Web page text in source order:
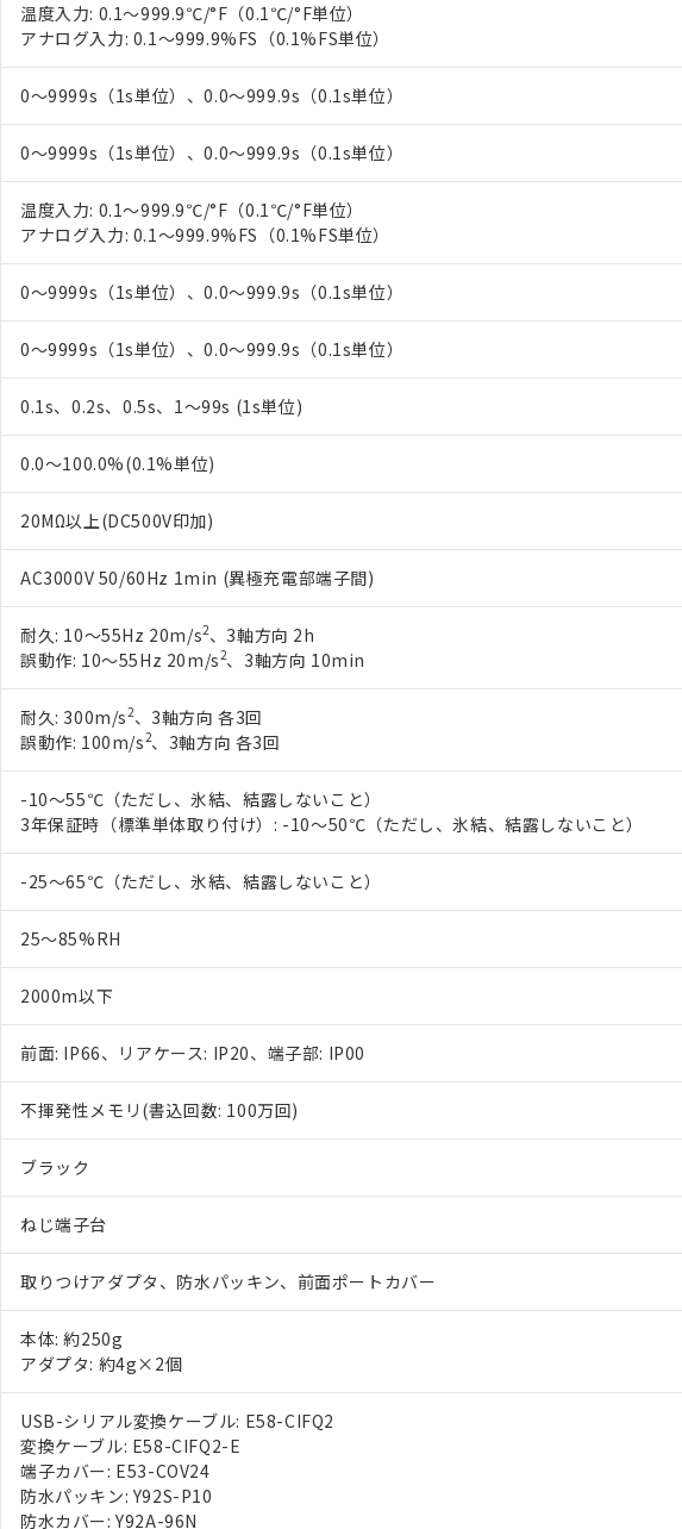
温度入力: 0.1～999.9℃/°F（0.1℃/°F単位）
アナログ入力: 0.1～999.9%FS（0.1%FS単位）
0～9999s（1s単位）、0.0～999.9s（0.1s単位）
0～9999s（1s単位）、0.0～999.9s（0.1s単位）
温度入力: 0.1～999.9℃/°F（0.1℃/°F単位）
アナログ入力: 0.1～999.9%FS（0.1%FS単位）
0～9999s（1s単位）、0.0～999.9s（0.1s単位）
0～9999s（1s単位）、0.0～999.9s（0.1s単位）
0.1s、0.2s、0.5s、1～99s (1s単位)
0.0～100.0%(0.1%単位)
20MΩ以上(DC500V印加)
AC3000V 50/60Hz 1min (異極充電部端子間)
耐久: 10～55Hz 20m/s2、3軸方向 2h
誤動作: 10～55Hz 20m/s2、3軸方向 10min
耐久: 300m/s2、3軸方向 各3回
誤動作: 100m/s2、3軸方向 各3回
-10～55℃（ただし、氷結、結露しないこと）
3年保証時（標準単体取り付け）: -10～50℃（ただし、氷結、結露しないこと）
-25～65℃（ただし、氷結、結露しないこと）
25～85%RH
2000m以下
前面: IP66、リアケース: IP20、端子部: IP00
不揮発性メモリ(書込回数: 100万回)
ブラック
ねじ端子台
取りつけアダプタ、防水パッキン、前面ポートカバー
本体: 約250g
アダプタ: 約4g×2個
USB-シリアル変換ケーブル: E58-CIFQ2
変換ケーブル: E58-CIFQ2-E
端子カバー: E53-COV24
防水パッキン: Y92S-P10
防水カバー: Y92A-96N
オムロン制御機器販売店や当社販売拠点は「
在庫状況および標準価格結果を当社の事前の承諾なく第三者に漏洩または開示しな
す。
マイパーツ機能（部品リスト作成サービス）をご利用いただくには、I-Webメンバ
ている必要があります。
お客様が当ウェブサイト上で当社にご登録された部品リストについて、当社および
※当社の共同利用者とは、"個人情報の共同利用に関して"
いる法人を指します。
部品在庫の切り替え状況などにより、予定月が前後することがあります。
※3 非含有証明書ダウンロード
下記の非含有証明書をダウンロードすることができます。
EU RoHS指令（10物質）の非含有証明書
51物質の非含有証明書（当社基準）
※本証明書は発行日時点で非含有を証明するもので、過去に遡って非含有を証明するも
また、RoHS指令のフタル酸エステル類４物質の対応では、対応完了までの期間は出
混在することから備考欄に対応日を記載しておりました。
既に当社にて対応品への在庫切替を完了していることから、特段のことがない限り、
り割愛しております。
※2 環境保護使用期限
「10」：通常の使用状況下において有害物質が外部に漏えいし、環境に深刻な影響を及
味します。
「－」：未確認です。当社販売部門へお問い合わせください。
また当社は、販売先および販売に係わる関係者が違法に輸出するおそれがある場合
たしません。
－
在庫なし(最新の在庫状況については、お客様のお取引先、またはお客様担当
白